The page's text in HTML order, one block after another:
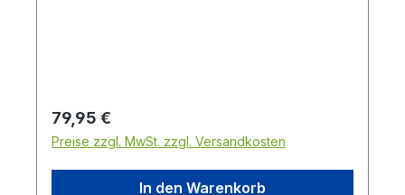
Regulärer Preis:
79,95 €
Preise zzgl. MwSt. zzgl. Versandkosten
In den Warenkorb